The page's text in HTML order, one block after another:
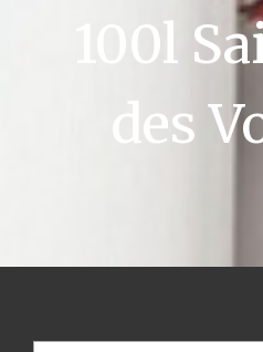
100l
des